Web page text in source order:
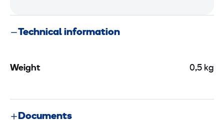
H
H
Technical information
Weight 0,5 kg
Documents